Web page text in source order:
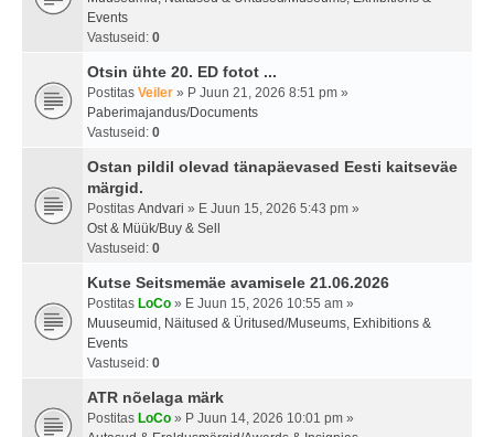
Events
Vastuseid: 0
Otsin ühte 20. ED fotot ...
Postitas Veiler » P Juun 21, 2026 8:51 pm »
Paberimajandus/Documents
Vastuseid: 0
Ostan pildil olevad tänapäevased Eesti kaitseväe
märgid.
Postitas Andvari » E Juun 15, 2026 5:43 pm »
Ost & Müük/Buy & Sell
Vastuseid: 0
Kutse Seitsmemäe avamisele 21.06.2026
Postitas LoCo » E Juun 15, 2026 10:55 am »
Muuseumid, Näitused & Üritused/Museums, Exhibitions &
Events
Vastuseid: 0
ATR nõelaga märk
Postitas LoCo » P Juun 14, 2026 10:01 pm »